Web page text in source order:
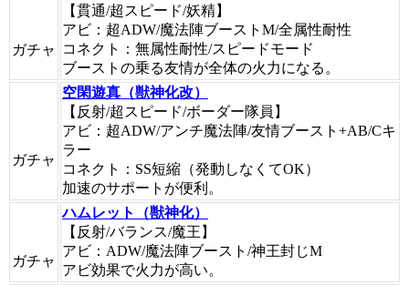
ガチャ
【貫通/超スピード/妖精】
アビ：超ADW/魔法陣ブーストM/全属性耐性
コネクト：無属性耐性/スピードモード
ブーストの乗る友情が全体の火力になる。
ガチャ
空閑遊真（獣神化改）
【反射/超スピード/ボーダー隊員】
アビ：超ADW/アンチ魔法陣/友情ブースト+AB/Cキ
ラー
コネクト：SS短縮（発動しなくてOK）
加速のサポートが便利。
ガチャ
ハムレット（獣神化）
【反射/バランス/魔王】
アビ：ADW/魔法陣ブースト/神王封じM
アビ効果で火力が高い。